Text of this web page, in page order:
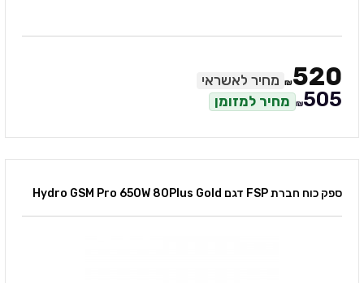
₪520 מחיר לאשראי
₪505 מחיר למזומן
ספק כוח חברת FSP דגם Hydro GSM Pro 650W 80Plus Gold